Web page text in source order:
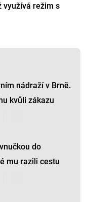
využívá režim s
nádraží v Brně.
kvůli zákazu
do
mu razili cestu